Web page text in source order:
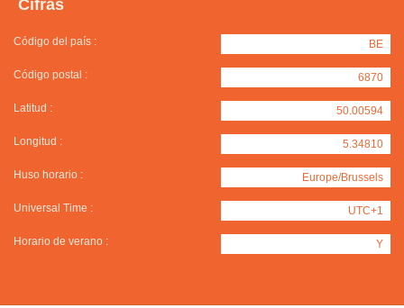
Cifras
Código del país : BE
Código postal : 6870
Latitud : 50.00594
Longitud : 5.34810
Huso horario : Europe/Brussels
Universal Time : UTC+1
Horario de verano : Y